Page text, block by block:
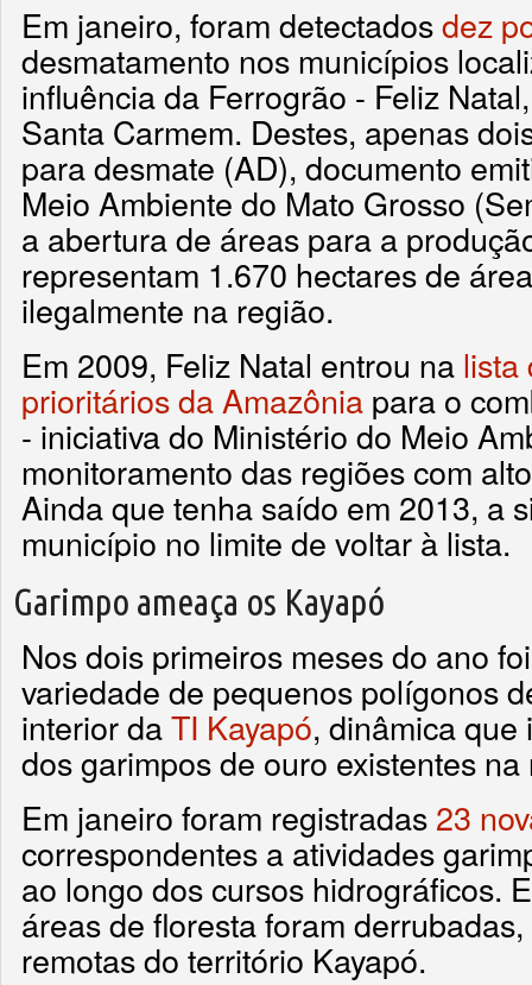
Em janeiro, foram detectadosdez
desmatamento nos municípios
influência da Ferrogrão - Feliz
Santa Carmem. Destes, apenas
para desmate (AD), documento
Meio Ambiente do Mato Grosso
a abertura de áreas para a
representam 1.670 hectares de
ilegalmente na região.
Em 2009, Feliz Natal entrou na lista
prioritários da Amazônia para o
- iniciativa do Ministério do Meio
monitoramento das regiões com
Ainda que tenha saído em 2013, a
município no limite de voltar à lista.
Garimpo ameaça os Kayapó
Nos dois primeiros meses do ano
variedade de pequenos polígonos
interior daTI Kayapó, dinâmica que
dos garimpos de ouro existentes na
Em janeiro foram registradas 23
correspondentes a atividades
ao longo dos cursos hidrográficos.
áreas de floresta foram
remotas do território Kayapó.